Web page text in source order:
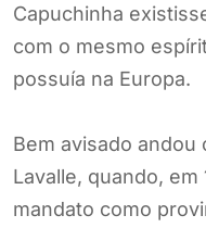
Capuchinha
com o mesmo
possuía na Europa.
Bem avisado
Lavalle, quando,
mandato como